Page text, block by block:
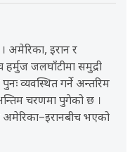
अमेरिका, इरान र
जलघाँटीमा समुद्री
व्यवस्थित गर्ने अन्तरिम
चरणमा पुगेको छ ।
अमेरिका–इरानबीच भएको